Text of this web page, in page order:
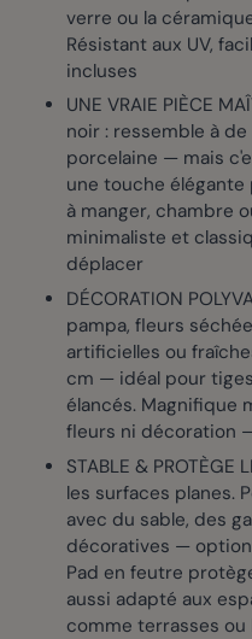
verre ou la
Résistant aux UV,
incluses
UNE VRAIE PIÈCE
noir : ressemble à
porcelaine — mais
une touche élégante
à manger, chambre
minimaliste et
déplacer
DÉCORATION
pampa, fleurs
artificielles ou
cm — idéal pour
élancés. Magnifique
fleurs ni décoration
STABLE &
les surfaces planes.
avec du sable, des
décoratives —
Pad en feutre
aussi adapté aux
comme terrasses ou